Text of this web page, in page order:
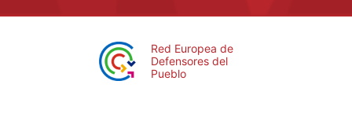
Red Europea de
Defensores del
Pueblo